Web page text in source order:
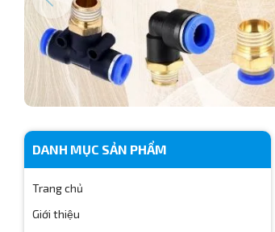
DANH MỤC SẢN PHẨM
Trang chủ
Giới thiệu